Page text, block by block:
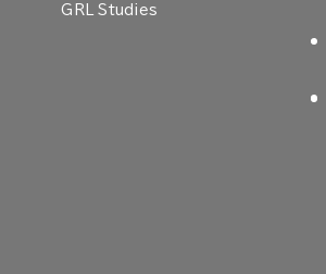
GRL Studies